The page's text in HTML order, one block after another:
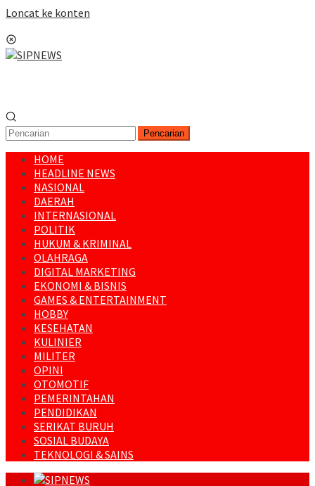
Loncat ke konten
Pencarian
HOME
HEADLINE NEWS
NASIONAL
DAERAH
INTERNASIONAL
POLITIK
HUKUM & KRIMINAL
OLAHRAGA
DIGITAL MARKETING
EKONOMI & BISNIS
GAMES & ENTERTAINMENT
HOBBY
KESEHATAN
KULINIER
MILITER
OPINI
OTOMOTIF
PEMERINTAHAN
PENDIDIKAN
SERIKAT BURUH
SOSIAL BUDAYA
TEKNOLOGI & SAINS